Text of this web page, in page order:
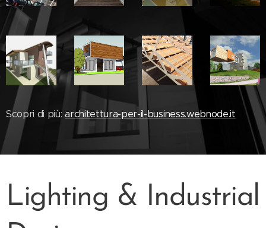
Scopri di più:architettura-per-il-business.webnode.it
Lighting & Industrial